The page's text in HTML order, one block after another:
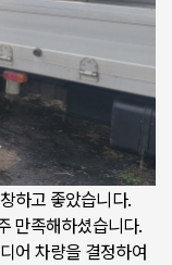
하고 좋았습니다.
만족해하셨습니다.
어 차량을 결정하여